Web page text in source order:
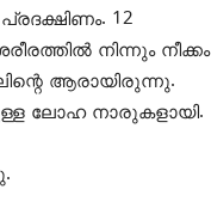
12
നിന്നും നീക്കം
ആരായിരുന്നു.
ലോഹ നാരുകളായി.